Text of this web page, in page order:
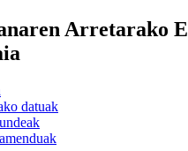
Arretarako
datuak